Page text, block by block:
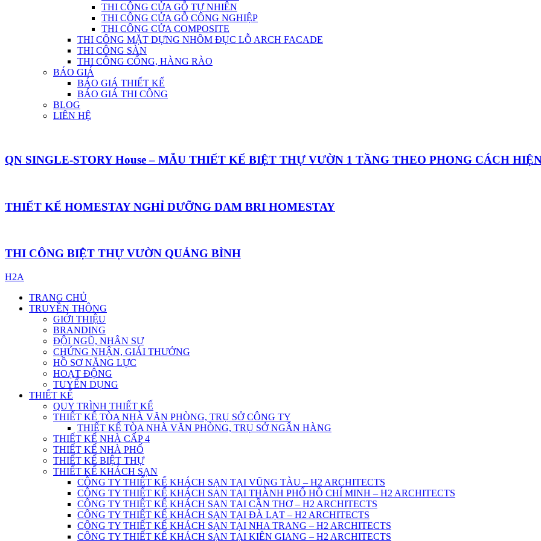
THI CÔNG CỬA GỖ TỰ NHIÊN
THI CÔNG CỬA GỖ CÔNG NGHIỆP
THI CÔNG CỬA COMPOSITE
THI CÔNG MẶT DỰNG NHÔM ĐỤC LỖ ARCH FACADE
THI CÔNG SÀN
THI CÔNG CỔNG, HÀNG RÀO
BÁO GIÁ
BÁO GIÁ THIẾT KẾ
BÁO GIÁ THI CÔNG
BLOG
LIÊN HỆ
QN SINGLE-STORY House – MẪU THIẾT KẾ BIỆT THỰ VƯỜN 1 TẦNG THEO PHONG CÁCH
THIẾT KẾ HOMESTAY NGHỈ DƯỠNG DAM BRI HOMESTAY
THI CÔNG BIỆT THỰ VƯỜN QUẢNG BÌNH
H2A
TRANG CHỦ
TRUYỀN THÔNG
GIỚI THIỆU
BRANDING
ĐỘI NGŨ, NHÂN SỰ
CHỨNG NHẬN, GIẢI THƯỞNG
HỒ SƠ NĂNG LỰC
HOẠT ĐỘNG
TUYỂN DỤNG
THIẾT KẾ
QUY TRÌNH THIẾT KẾ
THIẾT KẾ TÒA NHÀ VĂN PHÒNG, TRỤ SỞ CÔNG TY
THIẾT KẾ TÒA NHÀ VĂN PHÒNG, TRỤ SỞ NGÂN HÀNG
THIẾT KẾ NHÀ CẤP 4
THIẾT KẾ NHÀ PHỐ
THIẾT KẾ BIỆT THỰ
THIẾT KẾ KHÁCH SẠN
CÔNG TY THIẾT KẾ KHÁCH SẠN TẠI VŨNG TÀU – H2 ARCHITECTS
CÔNG TY THIẾT KẾ KHÁCH SẠN TẠI THÀNH PHỐ HỒ CHÍ MINH – H2 ARCHITECTS
CÔNG TY THIẾT KẾ KHÁCH SẠN TẠI CẦN THƠ – H2 ARCHITECTS
CÔNG TY THIẾT KẾ KHÁCH SẠN TẠI ĐÀ LẠT – H2 ARCHITECTS
CÔNG TY THIẾT KẾ KHÁCH SẠN TẠI NHA TRANG – H2 ARCHITECTS
CÔNG TY THIẾT KẾ KHÁCH SẠN TẠI KIÊN GIANG – H2 ARCHITECTS